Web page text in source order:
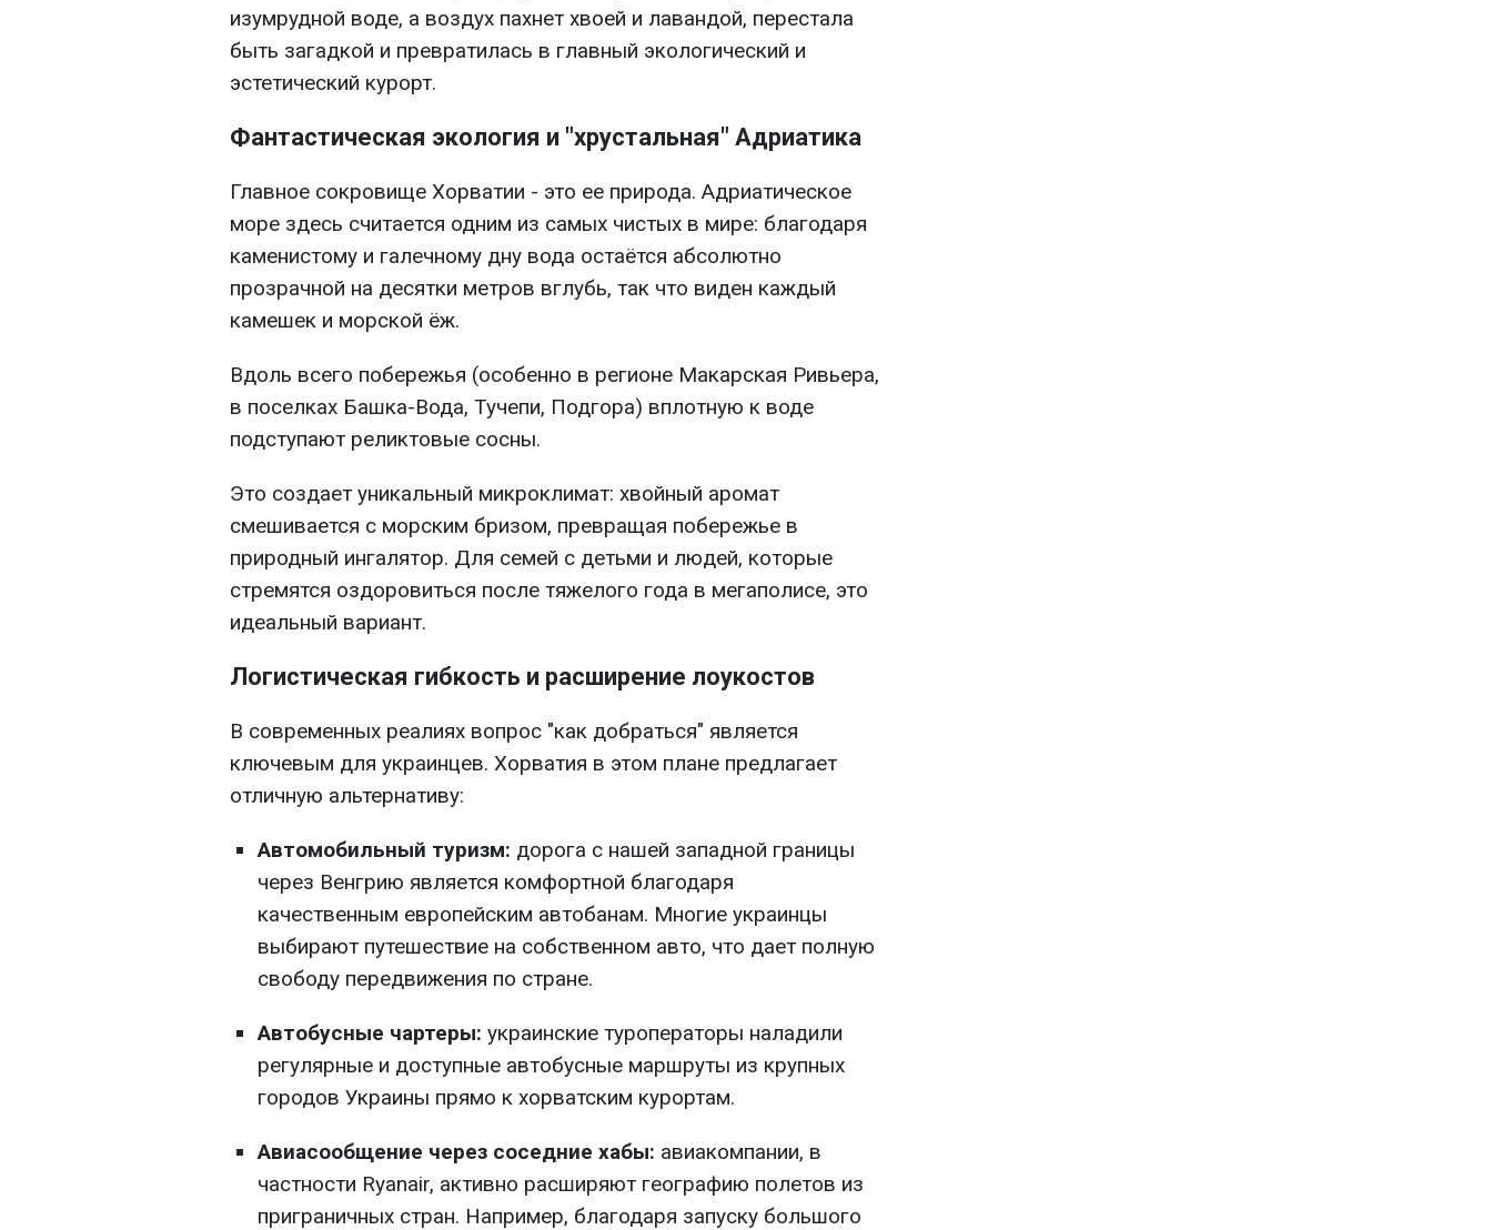
изумрудной воде, а воздух пахнет хвоей и лавандой, перестала
быть загадкой и превратилась в главный экологический и
эстетический курорт.
Фантастическая экология и "хрустальная" Адриатика
Главное сокровище Хорватии - это ее природа. Адриатическое
море здесь считается одним из самых чистых в мире: благодаря
каменистому и галечному дну вода остаётся абсолютно
прозрачной на десятки метров вглубь, так что виден каждый
камешек и морской ёж.
Вдоль всего побережья (особенно в регионе Макарская Ривьера,
в поселках Башка-Вода, Тучепи, Подгора) вплотную к воде
подступают реликтовые сосны.
Это создает уникальный микроклимат: хвойный аромат
смешивается с морским бризом, превращая побережье в
природный ингалятор. Для семей с детьми и людей, которые
стремятся оздоровиться после тяжелого года в мегаполисе, это
идеальный вариант.
Логистическая гибкость и расширение лоукостов
В современных реалиях вопрос "как добраться" является
ключевым для украинцев. Хорватия в этом плане предлагает
отличную альтернативу:
Автомобильный туризм: дорога с нашей западной границы
через Венгрию является комфортной благодаря
качественным европейским автобанам. Многие украинцы
выбирают путешествие на собственном авто, что дает полную
свободу передвижения по стране.
Автобусные чартеры: украинские туроператоры наладили
регулярные и доступные автобусные маршруты из крупных
городов Украины прямо к хорватским курортам.
Авиасообщение через соседние хабы: авиакомпании, в
частности Ryanair, активно расширяют географию полетов из
приграничных стран. Например, благодаря запуску большого